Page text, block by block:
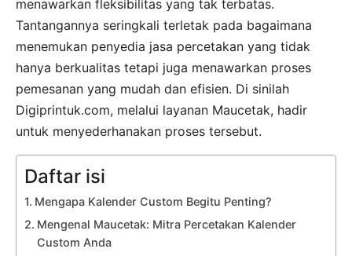
menawarkan fleksibilitas yang tak terbatas.
Tantangannya seringkali terletak pada bagaimana
menemukan penyedia jasa percetakan yang tidak
hanya berkualitas tetapi juga menawarkan proses
pemesanan yang mudah dan efisien. Di sinilah
Digiprintuk.com, melalui layanan Maucetak, hadir
untuk menyederhanakan proses tersebut.
Daftar isi
Mengapa Kalender Custom Begitu Penting?
Mengenal Maucetak: Mitra Percetakan Kalender
Custom Anda